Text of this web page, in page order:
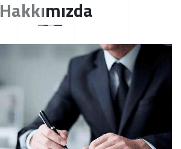
Hakkımızda